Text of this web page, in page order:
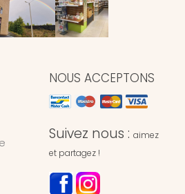
NOUS ACCEPTONS
Suivez nous : aimez
et partagez !